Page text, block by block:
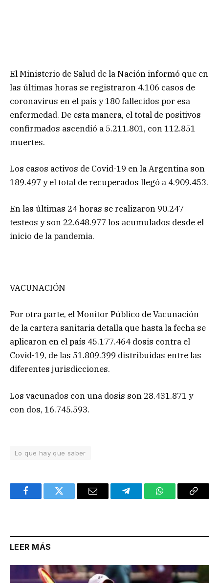
El Ministerio de Salud de la Nación informó que en
las últimas horas se registraron 4.106 casos de
coronavirus en el país y 180 fallecidos por esa
enfermedad. De esta manera, el total de positivos
confirmados ascendió a 5.211.801, con 112.851
muertes.
Los casos activos de Covid-19 en la Argentina son
189.497 y el total de recuperados llegó a 4.909.453.
En las últimas 24 horas se realizaron 90.247
testeos y son 22.648.977 los acumulados desde el
inicio de la pandemia.
VACUNACIÓN
Por otra parte, el Monitor Público de Vacunación
de la cartera sanitaria detalla que hasta la fecha se
aplicaron en el país 45.177.464 dosis contra el
Covid-19, de las 51.809.399 distribuidas entre las
diferentes jurisdicciones.
Los vacunados con una dosis son 28.431.871 y
con dos, 16.745.593.
Lo que hay que saber
FacebookTwitter Email TelegramWhatsAppCopy
LEER MÁS